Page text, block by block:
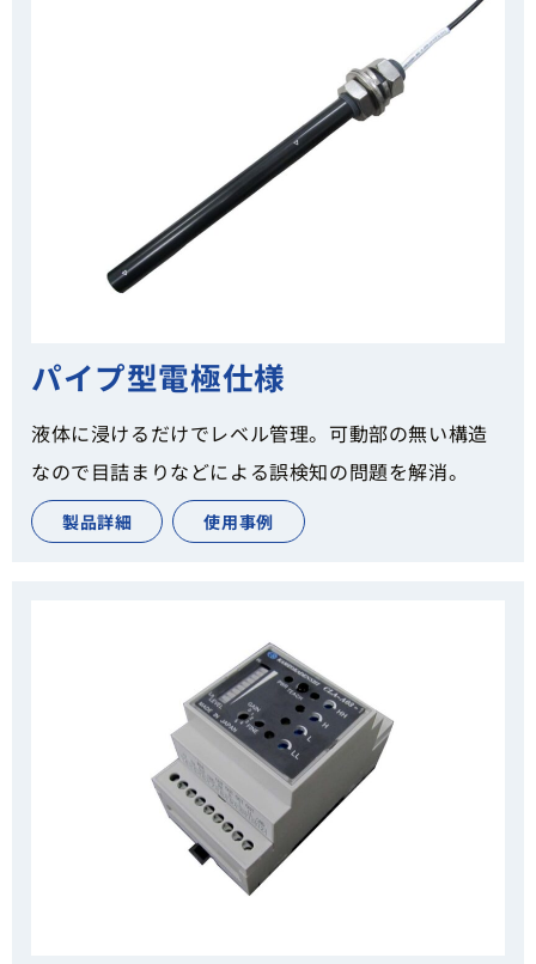
パイプ型電極仕様
液体に浸けるだけでレベル管理。可動部の無い構造
なので目詰まりなどによる誤検知の問題を解消。
製品詳細 使用事例